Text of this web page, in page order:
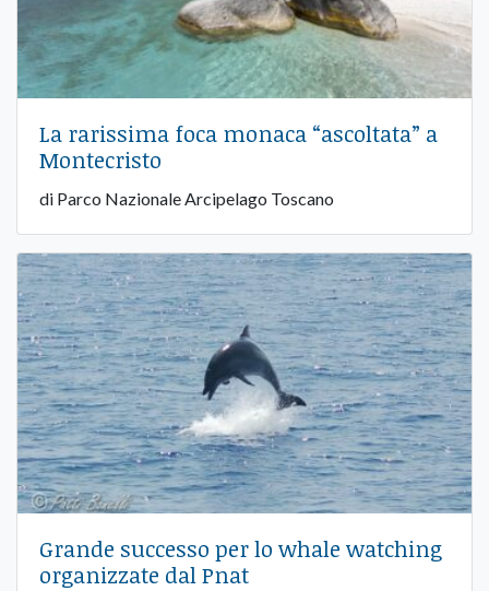
La rarissima foca monaca “ascoltata” a
Montecristo
di Parco Nazionale Arcipelago Toscano
Grande successo per lo whale watching
organizzate dal Pnat